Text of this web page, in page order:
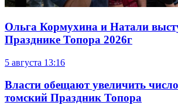
Ольга Кормухина и Натали
Празднике Топора 2026г
5 августа 13:16
Власти обещают увеличить
томский Праздник Топора